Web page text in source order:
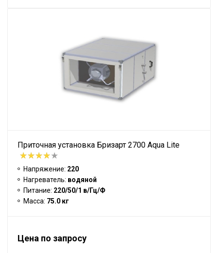
Приточная установка Бризарт 2700 Aqua Lite
Напряжение: 220
Нагреватель: водяной
Питание: 220/50/1 в/Гц/Ф
Масса: 75.0 кг
Цена по запросу